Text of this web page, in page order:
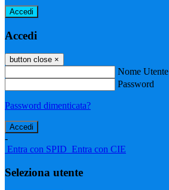
Accedi
Accedi
button close ×
Nome Utente
Password
Password dimenticata?
-
Entra con SPID Entra con CIE
Seleziona utente